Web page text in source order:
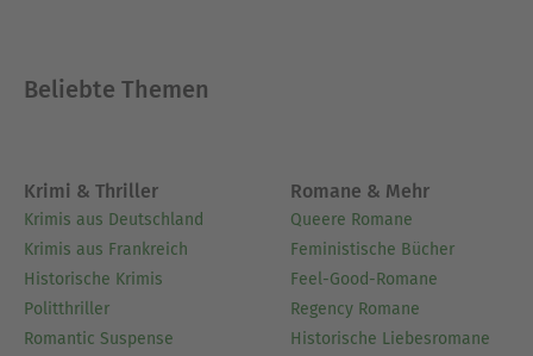
Beliebte Themen
Krimi & Thriller
Krimis aus Deutschland
Krimis aus Frankreich
Historische Krimis
Politthriller
Romantic Suspense
Romane & Mehr
Queere Romane
Feministische Bücher
Feel-Good-Romane
Regency Romane
Historische Liebesromane